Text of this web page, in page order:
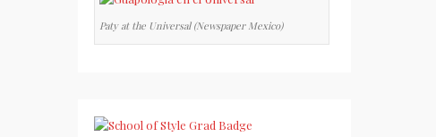
Paty at the Universal (Newspaper Mexico)